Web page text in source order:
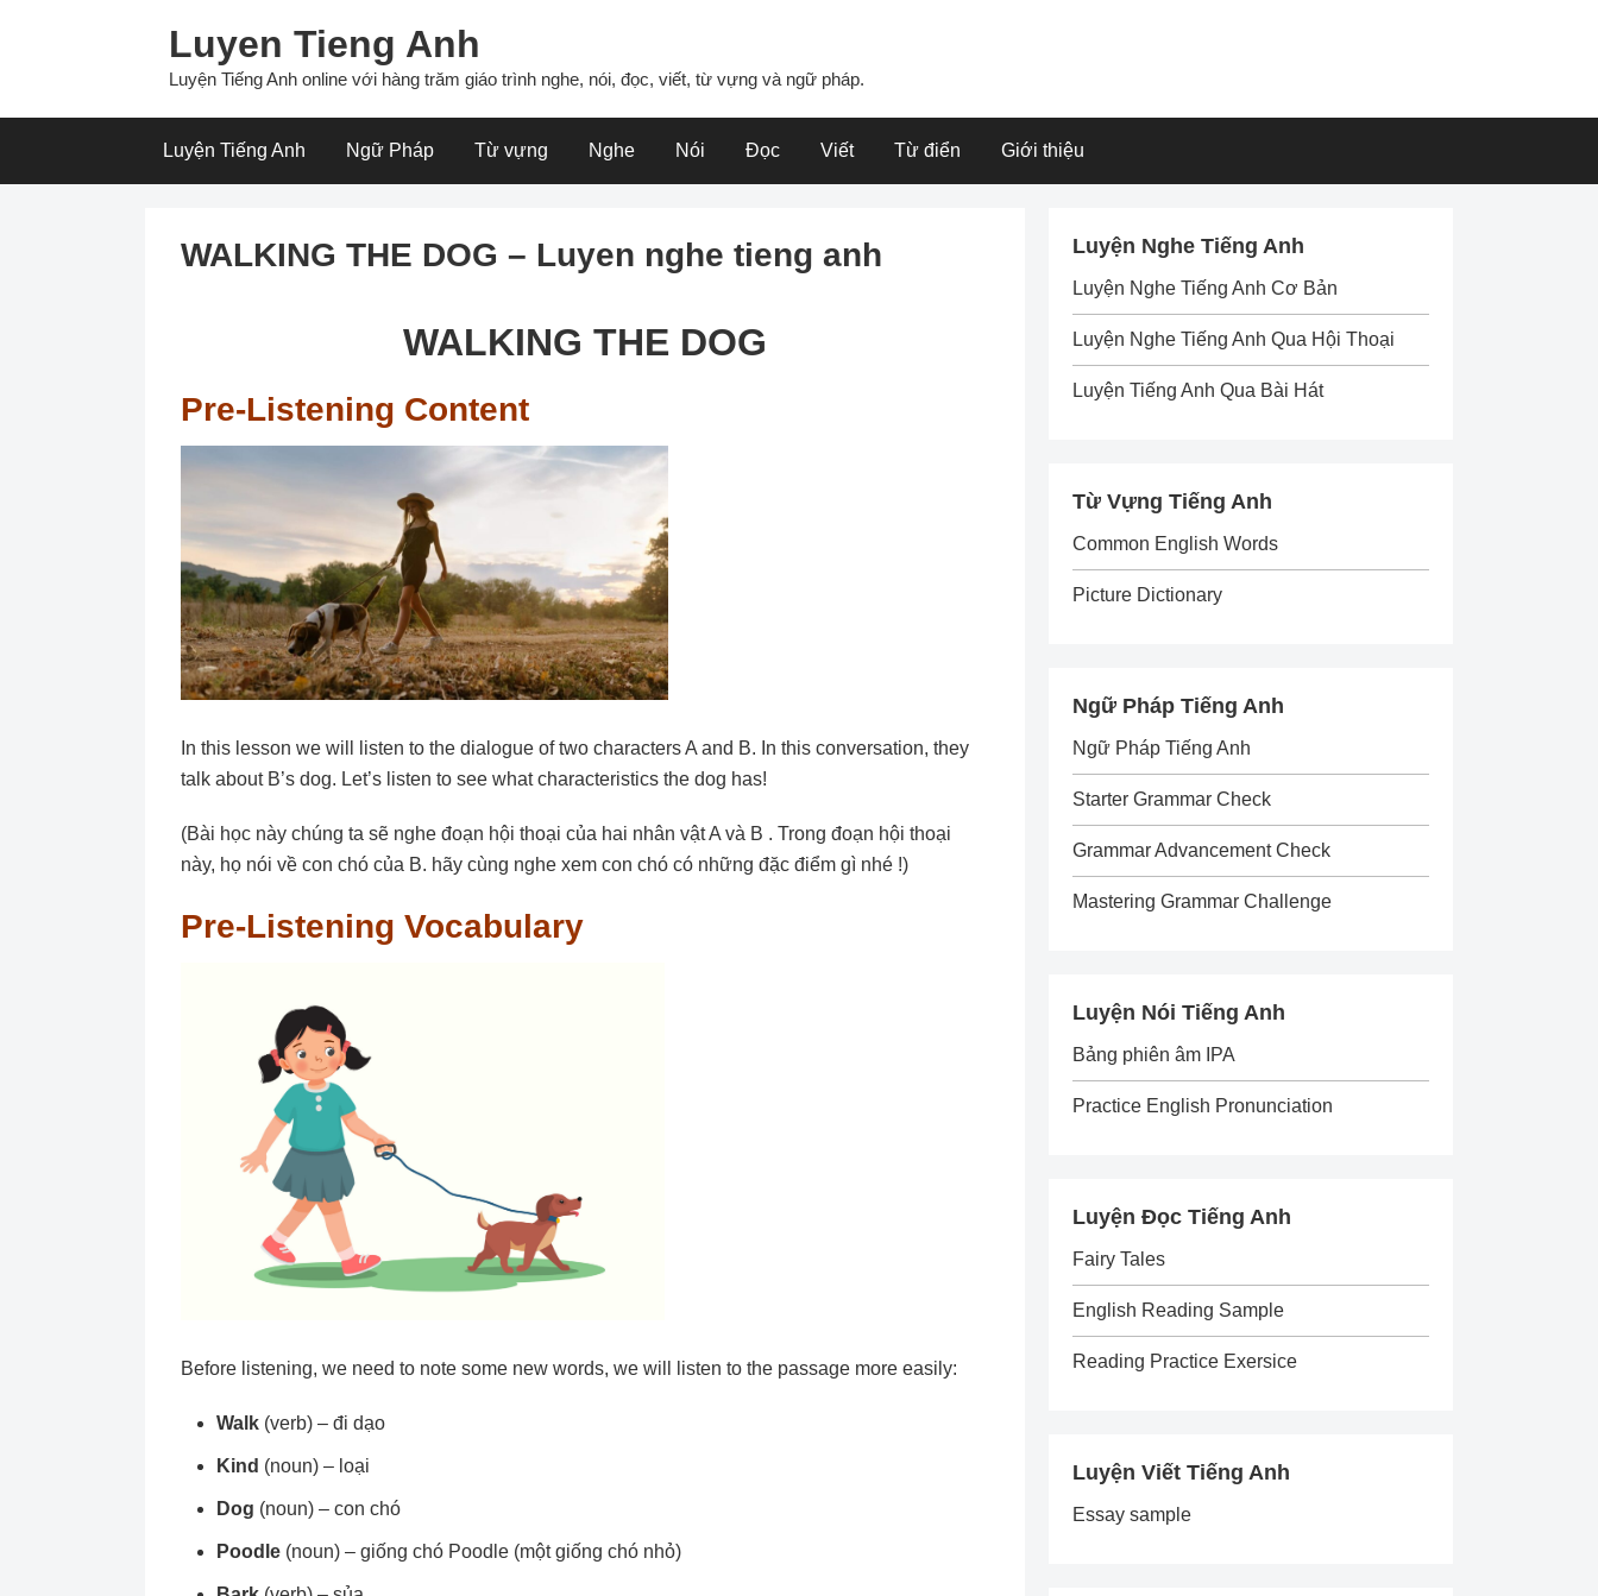
Luyen Tieng Anh
Luyện Tiếng Anh online với hàng trăm giáo trình nghe, nói, đọc, viết, từ vựng và ngữ pháp.
Luyện Tiếng Anh Ngữ Pháp Từ vựng Nghe Nói Đọc Viết Từ điển Giới thiệu
WALKING THE DOG – Luyen nghe tieng anh
WALKING THE DOG
Pre-Listening Content
In this lesson we will listen to the dialogue of two characters A and B. In this conversation, they
talk about B’s dog. Let’s listen to see what characteristics the dog has!
(Bài học này chúng ta sẽ nghe đoạn hội thoại của hai nhân vật A và B . Trong đoạn hội thoại
này, họ nói về con chó của B. hãy cùng nghe xem con chó có những đặc điểm gì nhé !)
Pre-Listening Vocabulary
Before listening, we need to note some new words, we will listen to the passage more easily:
Walk (verb) – đi dạo
Kind (noun) – loại
Dog (noun) – con chó
Poodle (noun) – giống chó Poodle (một giống chó nhỏ)
Luyện Nghe Tiếng Anh
Luyện Nghe Tiếng Anh Cơ Bản
Luyện Nghe Tiếng Anh Qua Hội Thoại
Luyện Tiếng Anh Qua Bài Hát
Từ Vựng Tiếng Anh
Common English Words
Picture Dictionary
Ngữ Pháp Tiếng Anh
Ngữ Pháp Tiếng Anh
Starter Grammar Check
Grammar Advancement Check
Mastering Grammar Challenge
Luyện Nói Tiếng Anh
Bảng phiên âm IPA
Practice English Pronunciation
Luyện Đọc Tiếng Anh
Fairy Tales
English Reading Sample
Reading Practice Exersice
Luyện Viết Tiếng Anh
Essay sample